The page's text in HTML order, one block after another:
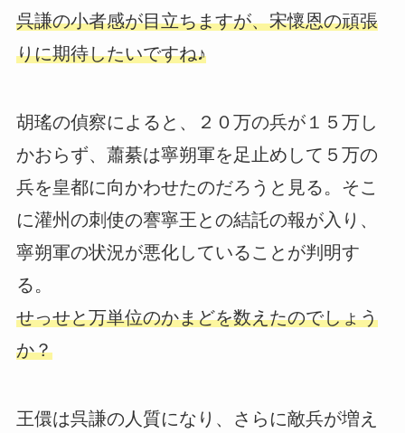
呉謙の小者感が目立ちますが、宋懷恩の頑張
りに期待したいですね♪
胡瑤の偵察によると、２０万の兵が１５万し
かおらず、蕭綦は寧朔軍を足止めして５万の
兵を皇都に向かわせたのだろうと見る。そこ
に灌州の刺使の謇寧王との結託の報が入り、
寧朔軍の状況が悪化していることが判明す
る。
せっせと万単位のかまどを数えたのでしょう
か？
王儇は呉謙の人質になり、さらに敵兵が増え